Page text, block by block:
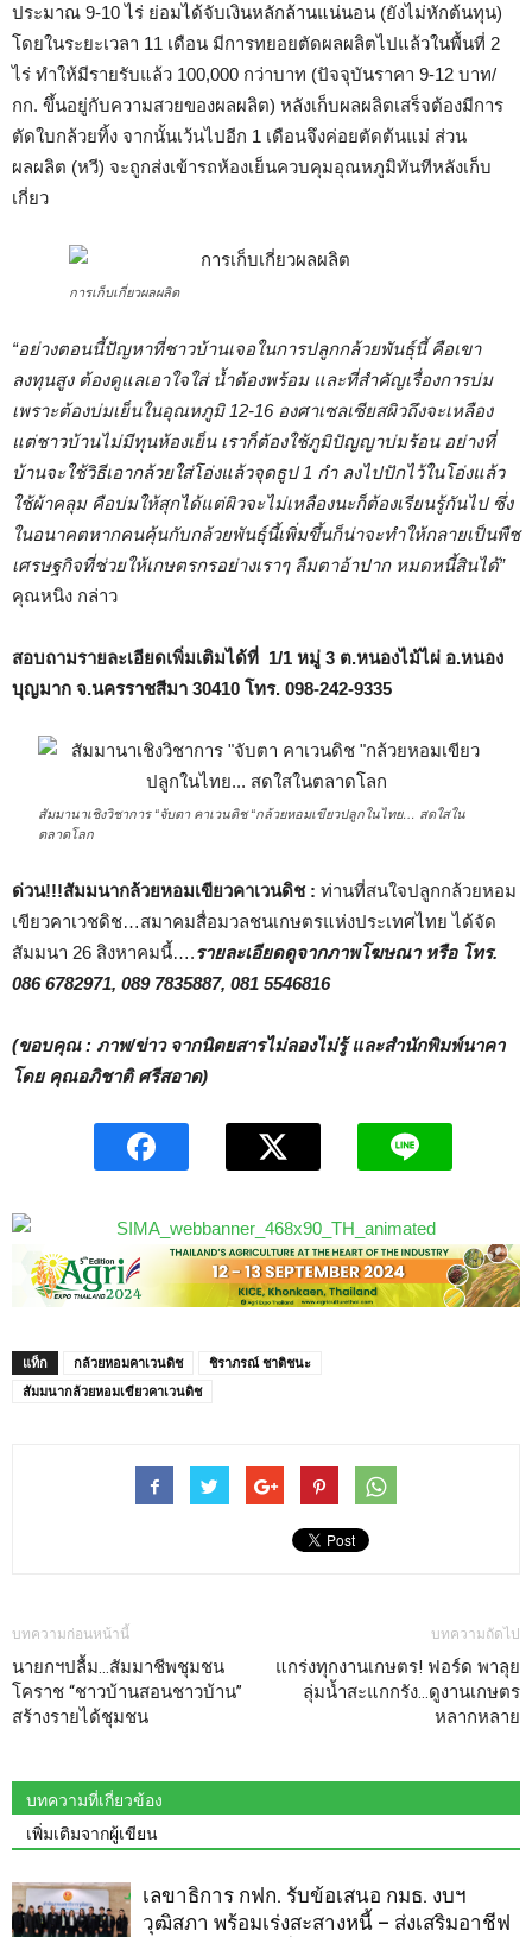
ประมาณ 9-10 ไร่ ย่อมได้จับเงินหลักล้านแน่นอน (ยังไม่หักต้นทุน)
โดยในระยะเวลา 11 เดือน มีการทยอยตัดผลผลิตไปแล้วในพื้นที่ 2
ไร่ ทำให้มีรายรับแล้ว 100,000 กว่าบาท (ปัจจุบันราคา 9-12 บาท/
กก. ขึ้นอยู่กับความสวยของผลผลิต) หลังเก็บผลผลิตเสร็จต้องมีการ
ตัดใบกล้วยทิ้ง จากนั้นเว้นไปอีก 1 เดือนจึงค่อยตัดต้นแม่ ส่วน
ผลผลิต (หวี) จะถูกส่งเข้ารถห้องเย็นควบคุมอุณหภูมิทันทีหลังเก็บ
เกี่ยว
การเก็บเกี่ยวผลผลิต
“อย่างตอนนี้ปัญหาที่ชาวบ้านเจอในการปลูกกล้วยพันธุ์นี้ คือเขา
ลงทุนสูง ต้องดูแลเอาใจใส่ น้ำต้องพร้อม และที่สำคัญเรื่องการบ่ม
เพราะต้องบ่มเย็นในอุณหภูมิ 12-16 องศาเซลเซียสผิวถึงจะเหลือง
แต่ชาวบ้านไม่มีทุนห้องเย็น เราก็ต้องใช้ภูมิปัญญาบ่มร้อน อย่างที่
บ้านจะใช้วิธีเอากล้วยใส่โอ่งแล้วจุดธูป 1 กำ ลงไปปักไว้ในโอ่งแล้ว
ใช้ผ้าคลุม คือบ่มให้สุกได้แต่ผิวจะไม่เหลืองนะก็ต้องเรียนรู้กันไป ซึ่ง
ในอนาคตหากคนคุ้นกับกล้วยพันธุ์นี้เพิ่มขึ้นก็น่าจะทำให้กลายเป็นพืช
เศรษฐกิจที่ช่วยให้เกษตรกรอย่างเราๆ ลืมตาอ้าปาก หมดหนี้สินได้”
คุณหนิง กล่าว
สอบถามรายละเอียดเพิ่มเติมได้ที่ 1/1 หมู่ 3 ต.หนองไม้ไผ่ อ.หนอง
บุญมาก จ.นครราชสีมา 30410 โทร. 098-242-9335
สัมมานาเชิงวิชาการ “จับตา คาเวนดิช “กล้วยหอมเขียวปลูกในไทย… สดใสใน
ตลาดโลก
ด่วน!!!สัมมนากล้วยหอมเขียวคาเวนดิช : ท่านที่สนใจปลูกกล้วยหอม
เขียวคาเวชดิช…สมาคมสื่อมวลชนเกษตรแห่งประเทศไทย ได้จัด
สัมมนา 26 สิงหาคมนี้….รายละเอียดดูจากภาพโฆษณา หรือ โทร.
086 6782971, 089 7835887, 081 5546816
(ขอบคุณ : ภาพ/ข่าว จากนิตยสารไม่ลองไม่รู้ และสำนักพิมพ์นาคา
โดย คุณอภิชาติ ศรีสอาด)
แท็ก กล้วยหอมคาเวนดิช
ชิราภรณ์ ชาติชนะ
สัมมนากล้วยหอมเขียวคาเวนดิช
บทความก่อนหน้านี้
นายกฯปลื้ม…สัมมาชีพชุมชน
โคราช “ชาวบ้านสอนชาวบ้าน”
สร้างรายได้ชุมชน
บทความถัดไป
แกร่งทุกงานเกษตร! ฟอร์ด พาลุย
ลุ่มน้ำสะแกกรัง…ดูงานเกษตร
หลากหลาย
บทความที่เกี่ยวข้อง
เพิ่มเติมจากผู้เขียน
เลขาธิการ กฟก. รับข้อเสนอ กมธ. งบฯ
วุฒิสภา พร้อมเร่งสะสางหนี้ – ส่งเสริมอาชีฟ